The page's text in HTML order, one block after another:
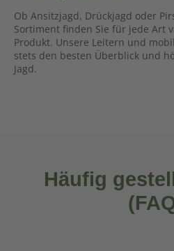
Ob Ansitzjagd, Drückjagd oder
Sortiment finden Sie für jede Art
Produkt. Unsere Leitern und
stets den besten Überblick und
Jagd.
Häufig